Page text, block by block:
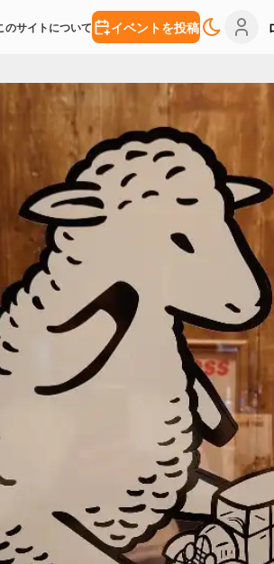
のサイトについて イベントを投稿